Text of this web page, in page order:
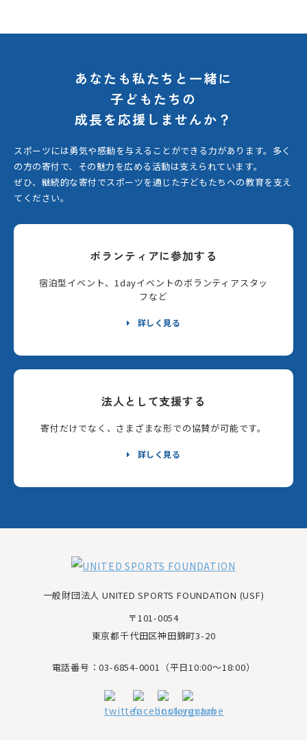
あなたも私たちと一緒に
子どもたちの
成長を応援しませんか？
スポーツには勇気や感動を与えることができる力があります。 多く
の方の寄付で、その魅力を広める活動は支えられています。
ぜひ、継続的な寄付でスポーツを通じた子どもたちへの教育を支え
てください。
ボランティアに参加する
宿泊型イベント、1dayイベントのボランティアスタッ
フなど
詳しく見る
法人として支援する
寄付だけでなく、さまざまな形での協賛が可能です。
詳しく見る
一般財団法人 UNITED SPORTS FOUNDATION (USF)
〒101-0054
東京都千代田区神田錦町3-20
電話番号：03-6854-0001（平日10:00～18:00）